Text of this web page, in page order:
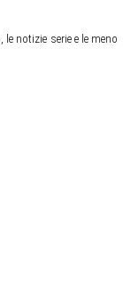
notizie serie e le meno